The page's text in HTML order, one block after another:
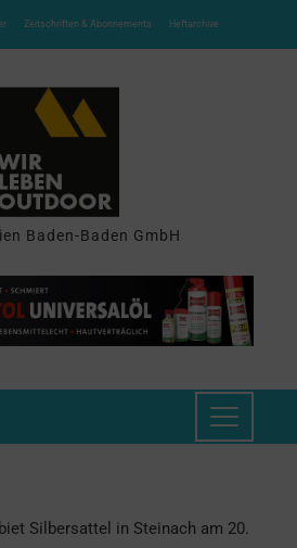
Zeitschriften & Abonnements Heftarchive
Baden-Baden GmbH
Silbersattel in Steinach am 20.